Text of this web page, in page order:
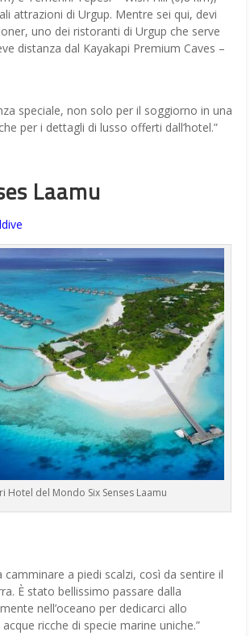
attrazioni di Urgup. Mentre sei qui, devi
uno dei ristoranti di Urgup che serve
distanza dal Kayakapi Premium Caves –
speciale, non solo per il soggiorno in una
per i dettagli di lusso offerti dall’hotel.”
Laamu
Hotel del Mondo Six Senses Laamu
camminare a piedi scalzi, così da sentire il
È stato bellissimo passare dalla
nell’oceano per dedicarci allo
ricche di specie marine uniche.”